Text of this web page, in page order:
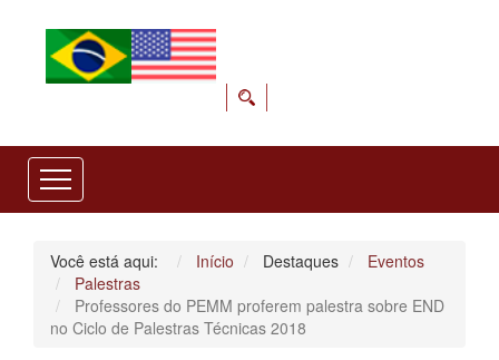
Você está aqui: Início Destaques
Eventos
Palestras
Professores do PEMM proferem palestra sobre END
no Ciclo de Palestras Técnicas 2018